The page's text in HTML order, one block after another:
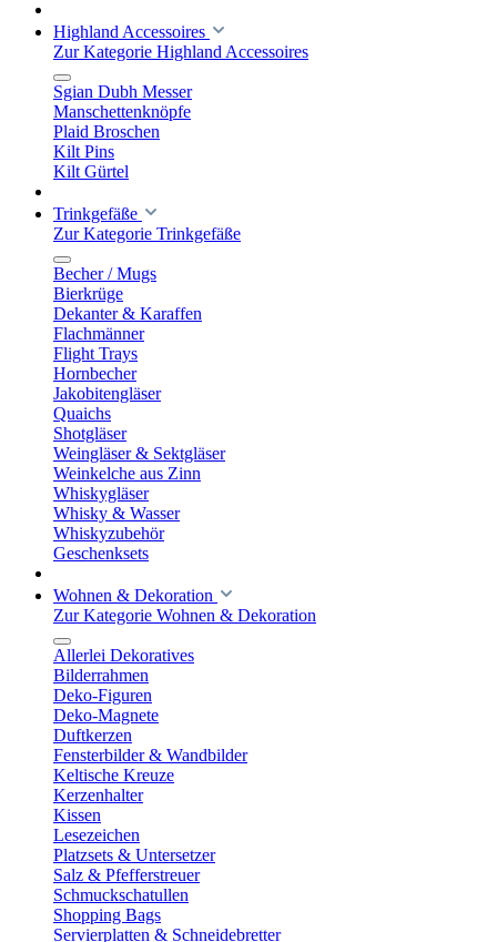
Highland Accessoires
Zur Kategorie Highland Accessoires
Sgian Dubh Messer
Manschettenknöpfe
Plaid Broschen
Kilt Pins
Kilt Gürtel
Trinkgefäße
Zur Kategorie Trinkgefäße
Becher / Mugs
Bierkrüge
Dekanter & Karaffen
Flachmänner
Flight Trays
Hornbecher
Jakobitengläser
Quaichs
Shotgläser
Weingläser & Sektgläser
Weinkelche aus Zinn
Whiskygläser
Whisky & Wasser
Whiskyzubehör
Geschenksets
Wohnen & Dekoration
Zur Kategorie Wohnen & Dekoration
Allerlei Dekoratives
Bilderrahmen
Deko-Figuren
Deko-Magnete
Duftkerzen
Fensterbilder & Wandbilder
Keltische Kreuze
Kerzenhalter
Kissen
Lesezeichen
Platzsets & Untersetzer
Salz & Pfefferstreuer
Schmuckschatullen
Shopping Bags
Servierplatten & Schneidebretter